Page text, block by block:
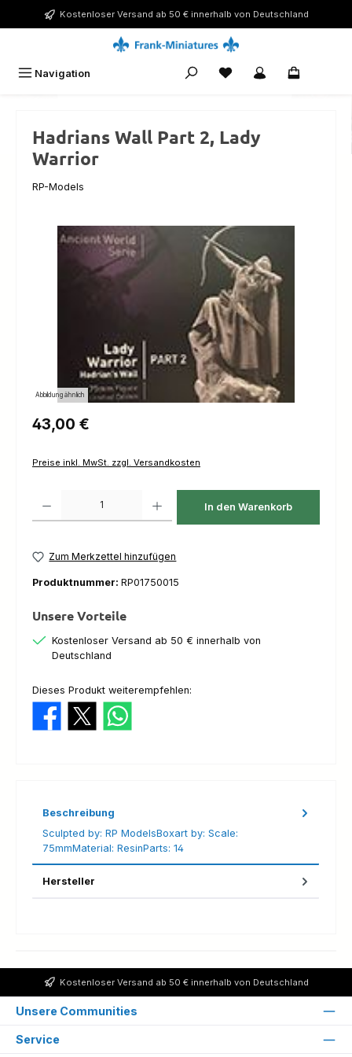
Zum Hauptinhalt springen
Kostenloser Versand ab 50 € innerhalb von Deutschland
Navigation
Hadrians Wall Part 2, Lady
Warrior
RP-Models
Bildergalerie überspringen
Abbildung ähnlich
Regulärer Preis:
43,00 €
Preise inkl. MwSt. zzgl. Versandkosten
In den Warenkorb
Zum Merkzettel hinzufügen
Produktnummer: RP01750015
Unsere Vorteile
Kostenloser Versand ab 50 € innerhalb von
Deutschland
Dieses Produkt weiterempfehlen:
Beschreibung
Sculpted by: RP ModelsBoxart by: Scale:
75mmMaterial: ResinParts: 14
Hersteller
Kostenloser Versand ab 50 € innerhalb von Deutschland
Unsere Communities
Service